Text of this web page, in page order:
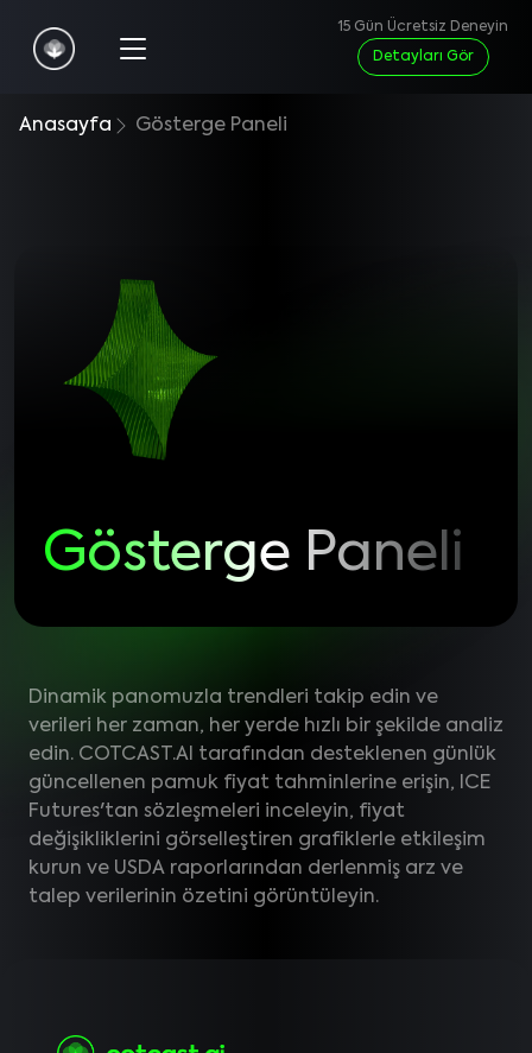
15 Gün Ücretsiz Deneyin
Detayları Gör
Anasayfa Gösterge Paneli
Gösterge Paneli
Dinamik panomuzla trendleri takip edin ve
verileri her zaman, her yerde hızlı bir şekilde analiz
edin. COTCAST.AI tarafından desteklenen günlük
güncellenen pamuk fiyat tahminlerine erişin, ICE
Futures'tan sözleşmeleri inceleyin, fiyat
değişikliklerini görselleştiren grafiklerle etkileşim
kurun ve USDA raporlarından derlenmiş arz ve
talep verilerinin özetini görüntüleyin.